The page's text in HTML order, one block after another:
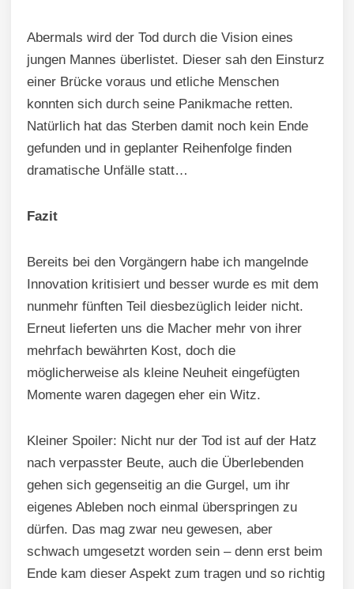
Abermals wird der Tod durch die Vision eines
jungen Mannes überlistet. Dieser sah den Einsturz
einer Brücke voraus und etliche Menschen
konnten sich durch seine Panikmache retten.
Natürlich hat das Sterben damit noch kein Ende
gefunden und in geplanter Reihenfolge finden
dramatische Unfälle statt…
Fazit
Bereits bei den Vorgängern habe ich mangelnde
Innovation kritisiert und besser wurde es mit dem
nunmehr fünften Teil diesbezüglich leider nicht.
Erneut lieferten uns die Macher mehr von ihrer
mehrfach bewährten Kost, doch die
möglicherweise als kleine Neuheit eingefügten
Momente waren dagegen eher ein Witz.
Kleiner Spoiler: Nicht nur der Tod ist auf der Hatz
nach verpasster Beute, auch die Überlebenden
gehen sich gegenseitig an die Gurgel, um ihr
eigenes Ableben noch einmal überspringen zu
dürfen. Das mag zwar neu gewesen, aber
schwach umgesetzt worden sein – denn erst beim
Ende kam dieser Aspekt zum tragen und so richtig